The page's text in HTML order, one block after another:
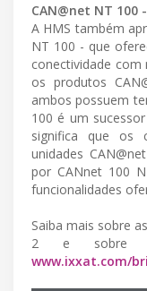
CAN@net NT
A HMS também
NT 100 - que
conectividade com
os produtos
ambos possuem
100 é um
significa que os
unidades
por CANnet 100
funcionalidades
Saiba mais sobre
2 e sobre
www.ixxat.com/